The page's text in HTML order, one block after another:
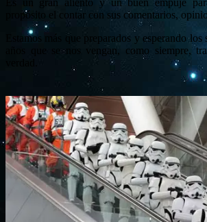
Es un gran aliento y un buen empuje
propósito el contar con sus comentarios,
Estamos más que preparados y esperando
años que se nos vengan, como siempre,